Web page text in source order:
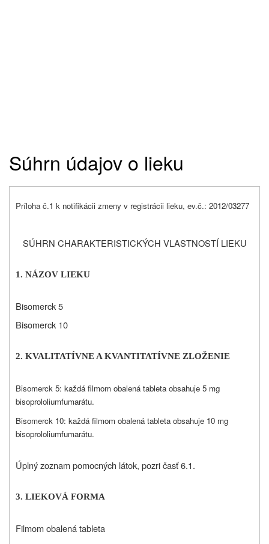
Súhrn údajov o lieku
Príloha č.1 k notifikácii zmeny v registrácii lieku, ev.č.: 2012/03277
SÚHRN CHARAKTERISTICKÝCH VLASTNOSTÍ LIEKU
1. NÁZOV LIEKU
Bisomerck 5
Bisomerck 10
2. KVALITATÍVNE A KVANTITATÍVNE ZLOŽENIE
Bisomerck 5: každá filmom obalená tableta obsahuje 5 mg
bisoprololiumfumarátu.
Bisomerck 10: každá filmom obalená tableta obsahuje 10 mg
bisoprololiumfumarátu.
Úplný zoznam pomocných látok, pozri časť 6.1.
3. LIEKOVÁ FORMA
Filmom obalená tableta